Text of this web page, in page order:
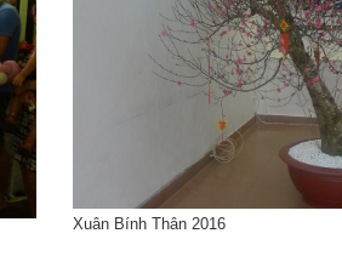
Xuân Bính Thân 2016